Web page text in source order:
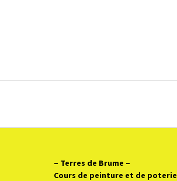
– Terres de Brume –
Cours de peinture et de poterie